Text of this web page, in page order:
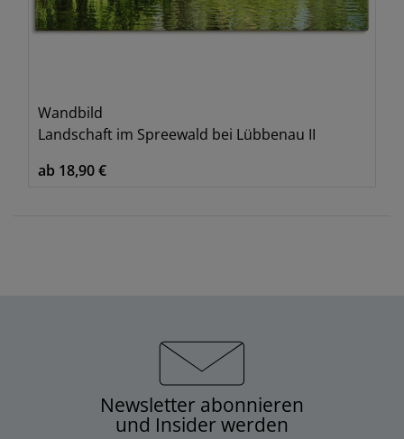
Wandbild
Landschaft im Spreewald bei Lübbenau II
ab 18,90 €
Newsletter abonnieren
und Insider werden